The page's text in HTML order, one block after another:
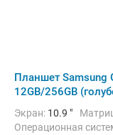
Планшет Samsung
12GB/256GB
Экран: 10.9 "
Операционная